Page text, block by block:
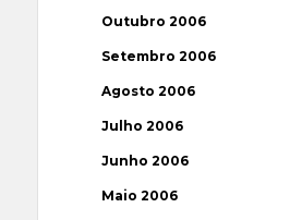
Outubro 2006
Setembro 2006
Agosto 2006
Julho 2006
Junho 2006
Maio 2006